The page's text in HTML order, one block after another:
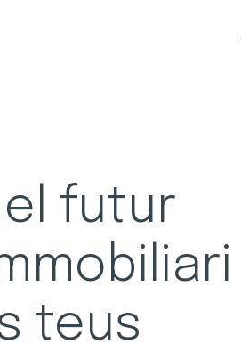
el futur
teus